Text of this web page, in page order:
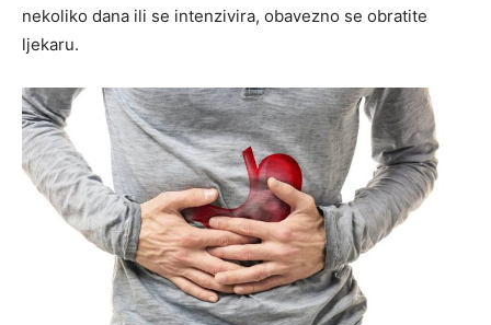
nekoliko dana ili se intenzivira, obavezno se obratite
ljekaru.